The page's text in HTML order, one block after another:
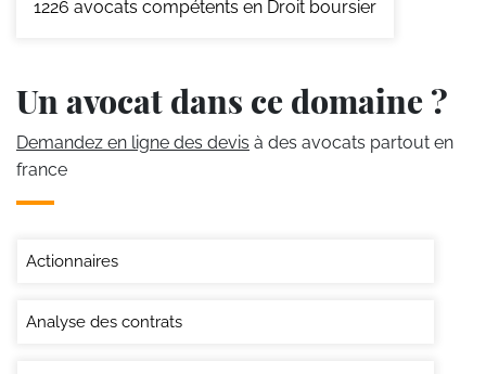
1226 avocats compétents en Droit boursier
Un avocat dans ce domaine ?
Demandez en ligne des devis à des avocats partout en
france
Actionnaires
Analyse des contrats